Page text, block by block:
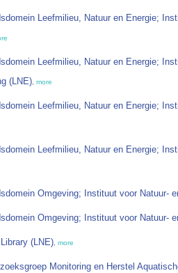
Leefmilieu, Natuur en Energie;
Leefmilieu, Natuur en Energie;
(LNE), more
Leefmilieu, Natuur en Energie;
Leefmilieu, Natuur en Energie;
Omgeving; Instituut voor Natuur-
Omgeving; Instituut voor Natuur-
(LNE), more
Monitoring en Herstel